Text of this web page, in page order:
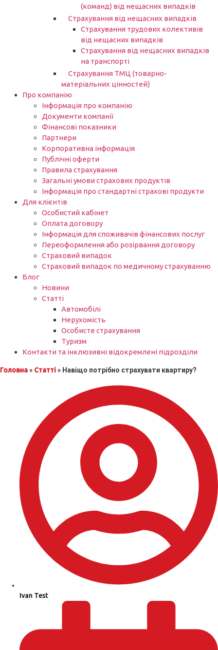
(команд) від нещасних випадків
Страхування від нещасних випадків
Страхування трудових колективів
від нещасних випадків
Страхування від нещасних випадків
на транспорті
Страхування ТМЦ (товарно-
матеріальних цінностей)
Про компанію
Інформація про компанію
Документи компанії
Фінансові показники
Партнери​
Корпоративна інформація
Публічні оферти
Правила страхування
Загальні умови страхових продуктів
Інформація про стандартні страхові продукти
Для клієнтів
Особистий кабінет
Оплата договору
Інформація для споживачів фінансових послуг
Переоформлення або розірвання договору
Страховий випадок
Страховий випадок по медичному страхуванню
Блог
Новини
Статті
Автомобілі
Нерухомість
Особисте страхування
Туризм
Контакти та інклюзивні відокремлені підрозділи
Головна» Статті» Навіщо потрібно страхувати квартиру?
Ivan Test